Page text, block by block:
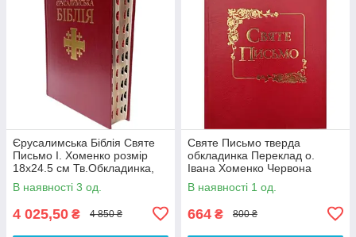
Єрусалимська Біблія Святе
Письмо І. Хоменко розмір
18х24.5 см Тв.Обкладинка,
Індекси
В наявності 3 од.
4 025,50 ₴ 4 850 ₴
Святе Письмо тверда
обкладинка Переклад о.
Івана Хоменко Червона
розмір 15х20.5 см (арт.
1063.Ч)
В наявності 1 од.
664 ₴ 800 ₴